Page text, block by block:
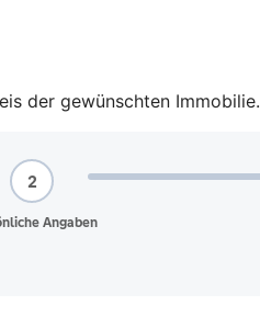
der gewünschten Immobilie.